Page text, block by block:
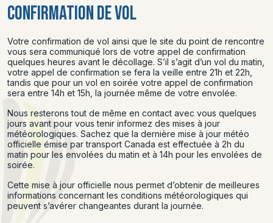
CONFIRMATION DE VOL
Votre confirmation de vol ainsi que le site du point de rencontre
vous sera communiqué lors de votre appel de confirmation
quelques heures avant le décollage. S’il s’agit d’un vol du matin,
votre appel de confirmation se fera la veille entre 21h et 22h,
tandis que pour un vol en soirée votre appel de confirmation
sera entre 14h et 15h, la journée même de votre envolée.
Nous resterons tout de même en contact avec vous quelques
jours avant pour vous tenir informez des mises à jour
météorologiques. Sachez que la dernière mise à jour météo
officielle émise par transport Canada est effectuée à 2h du
matin pour les envolées du matin et à 14h pour les envolées de
soirée.
Cette mise à jour officielle nous permet d’obtenir de meilleures
informations concernant les conditions météorologiques qui
peuvent s’avérer changeantes durant la journée.